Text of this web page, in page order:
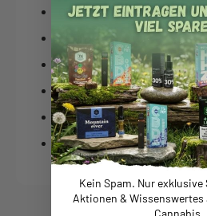
CBD Öle
CBD Isolate
CBD Kosmetik
CBD Vapes
HHZ
H2 Superior Blend
Kein Spam. Nur
Aktionen & Wissenswertes